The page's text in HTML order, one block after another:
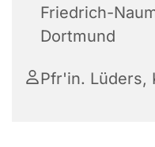
Friedrich-
Dortmund
Pfr'in. Lüders,